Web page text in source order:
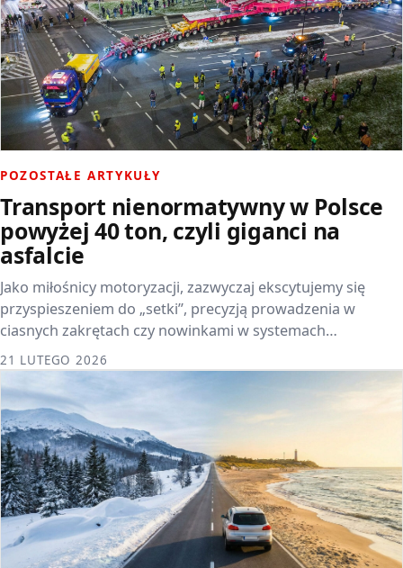
POZOSTAŁE ARTYKUŁY
Transport nienormatywny w Polsce
powyżej 40 ton, czyli giganci na
asfalcie
Jako miłośnicy motoryzacji, zazwyczaj ekscytujemy się
przyspieszeniem do „setki”, precyzją prowadzenia w
ciasnych zakrętach czy nowinkami w systemach…
21 LUTEGO 2026